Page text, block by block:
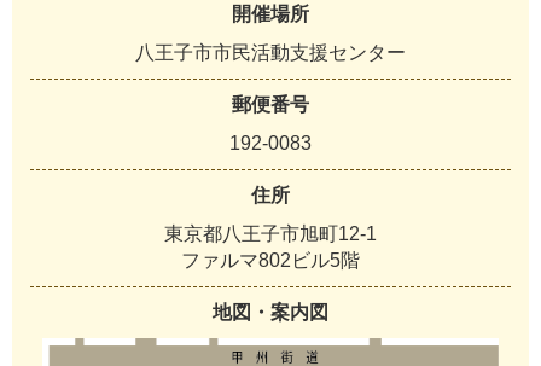
開催場所
八王子市市民活動支援センター
郵便番号
192-0083
住所
東京都八王子市旭町12-1
ファルマ802ビル5階
地図・案内図